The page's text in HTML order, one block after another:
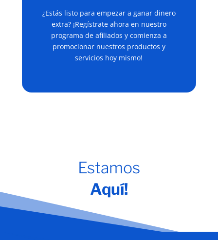
¿Estás listo para empezar a ganar dinero
extra? ¡Regístrate ahora en nuestro
programa de afiliados y comienza a
promocionar nuestros productos y
servicios hoy mismo!
Estamos
Aquí!